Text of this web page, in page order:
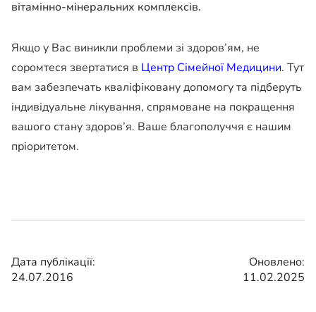
вітамінно-мінеральних комплексів.
Якщо у Вас виникли проблеми зі здоров’ям, не
соромтеся звертатися в Центр Сімейної Медицини. Тут
вам забезпечать кваліфіковану допомогу та підберуть
індивідуальне лікування, спрямоване на покращення
вашого стану здоров’я. Ваше благополуччя є нашим
пріоритетом.
Дата публікації:
24.07.2016
Оновлено:
11.02.2025